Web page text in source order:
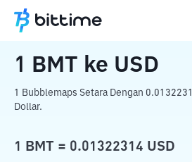
Beranda Konverter Kripto
1 BMT ke USD
1 Bubblemaps Setara Dengan
Dollar.
1 BMT = 0.01322314 USD